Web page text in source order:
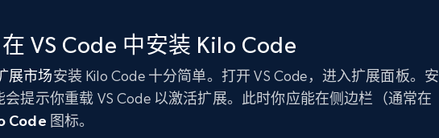
VS Code 中安装 Kilo Code
展市场安装 Kilo Code 十分简单。打开 VS Code，进入扩展面板。安
提示你重载 VS Code 以激活扩展。此时你应能在侧边栏（通常在
Code 图标。